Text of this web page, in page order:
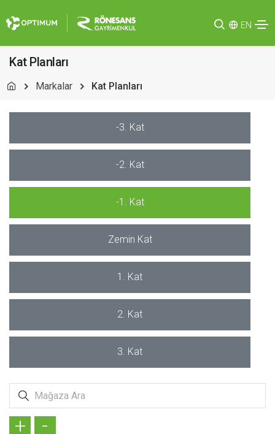
EN
Kat Planları
Markalar Kat Planları
-3. Kat
-2. Kat
-1. Kat
Zemin Kat
1. Kat
2. Kat
3. Kat
+ -